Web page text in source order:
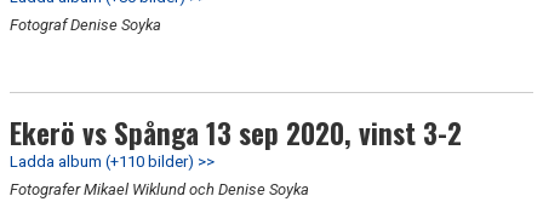
Fotograf Denise Soyka
Ekerö vs Spånga 13 sep 2020, vinst 3-2
Ladda album (+110 bilder) >>
Fotografer Mikael Wiklund och Denise Soyka